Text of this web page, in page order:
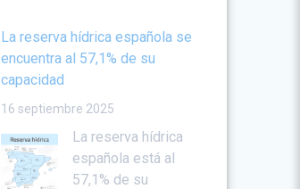
La reserva hídrica española se
encuentra al 57,1% de su
capacidad
16 septiembre 2025
La reserva hídrica
española está al
57,1% de su